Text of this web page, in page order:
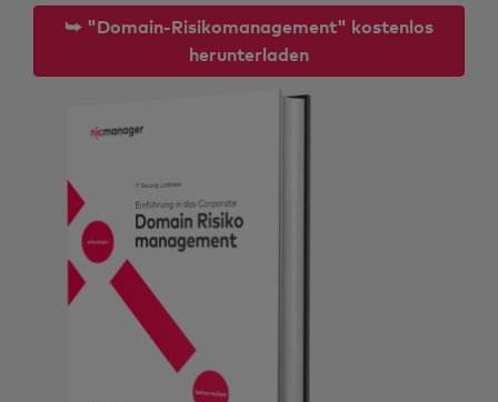
⮩ "Domain-Risikomanagement" kostenlos
herunterladen